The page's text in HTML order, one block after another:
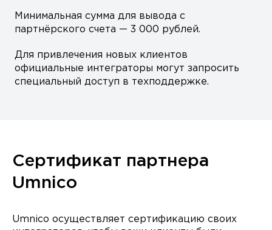
Минимальная сумма для вывода с
партнёрского счета — 3 000 рублей.
Для привлечения новых клиентов
официальные интеграторы могут запросить
специальный доступ в техподдержке.
Сертификат партнера
Umnico
Umnico осуществляет сертификацию своих